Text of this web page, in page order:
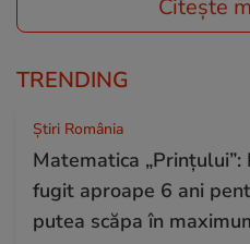
Citește
TRENDING
Știri România
Matematica
fugit aproape 6 ani
putea scăpa în